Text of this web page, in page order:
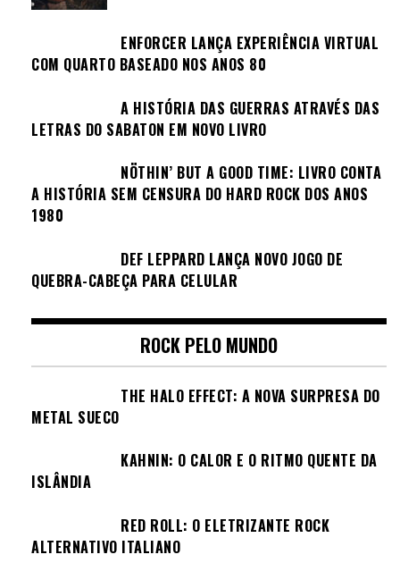
ENFORCER LANÇA EXPERIÊNCIA VIRTUAL
COM QUARTO BASEADO NOS ANOS 80
A HISTÓRIA DAS GUERRAS ATRAVÉS DAS
LETRAS DO SABATON EM NOVO LIVRO
NÖTHIN’ BUT A GOOD TIME: LIVRO CONTA
A HISTÓRIA SEM CENSURA DO HARD ROCK DOS ANOS
1980
DEF LEPPARD LANÇA NOVO JOGO DE
QUEBRA-CABEÇA PARA CELULAR
ROCK PELO MUNDO
THE HALO EFFECT: A NOVA SURPRESA DO
METAL SUECO
KAHNIN: O CALOR E O RITMO QUENTE DA
ISLÂNDIA
RED ROLL: O ELETRIZANTE ROCK
ALTERNATIVO ITALIANO